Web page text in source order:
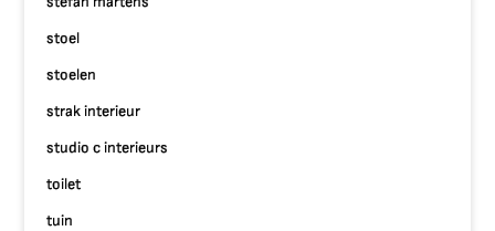
stoel
stoelen
strak interieur
studio c interieurs
toilet
tuin